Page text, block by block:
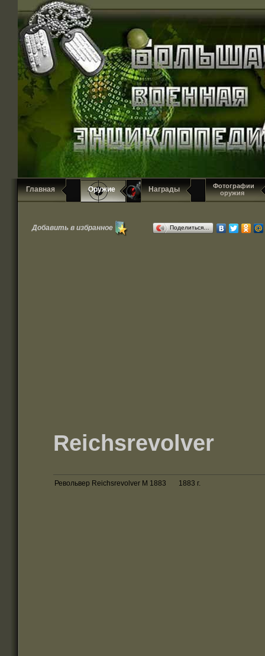
Главная Оружие Награды
Фотографии
оружия
Добавить в избранное Поделиться…
Reichsrevolver
Револьвер Reichsrevolver M 1883 1883 г.